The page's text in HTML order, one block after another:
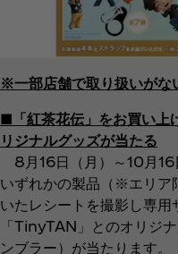
※一部店舗で取り扱いがな
■「紅茶花伝」をお買い
リジナルグッズが当たる
8月16日（月）～10月16
いずれかの製品（※エリア
いたレシートを撮影し専用
「TinyTAN」とのオリジ
ンブラー）が当たります。